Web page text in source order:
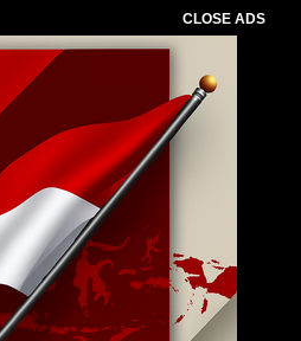
CLOSE ADS